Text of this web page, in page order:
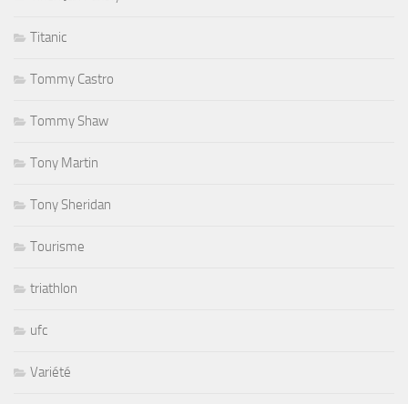
Titanic
Tommy Castro
Tommy Shaw
Tony Martin
Tony Sheridan
Tourisme
triathlon
ufc
Variété